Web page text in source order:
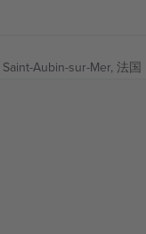
Saint-Aubin-sur-Mer, 法国